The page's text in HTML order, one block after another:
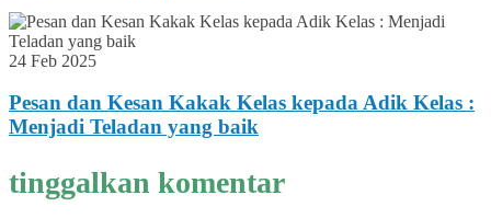
24 Feb 2025
Pesan dan Kesan Kakak Kelas kepada Adik Kelas :
Menjadi Teladan yang baik
tinggalkan komentar